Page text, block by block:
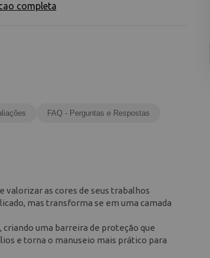
completa
FAQ - Perguntas e Respostas
valorizar as cores de seus trabalhos
mas transforma se em uma camada
uma barreira de proteção que
e torna o manuseio mais prático para